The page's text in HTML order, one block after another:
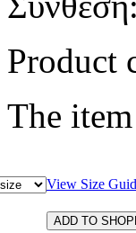
Product
The
View Size